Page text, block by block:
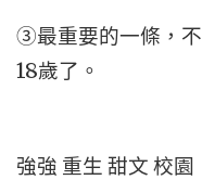
③最重要的一條，
18歲了。
強強 重生 甜文 校園